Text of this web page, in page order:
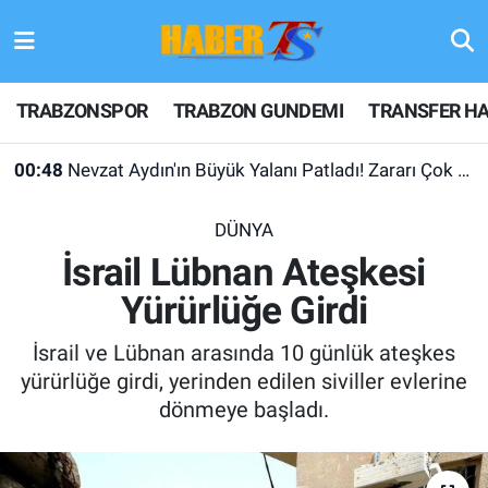
TRABZONSPOR TRABZON GUNDEMI TRANSFER
00:48 Nevzat Aydın'ın Büyük Yalanı Patladı! Zararı Çok Desteği Yok
DÜNYA
İsrail Lübnan Ateşkesi
Yürürlüğe Girdi
İsrail ve Lübnan arasında 10 günlük ateşkes
yürürlüğe girdi, yerinden edilen siviller evlerine
dönmeye başladı.
TRABZONSPOR
TRABZON GUNDEMI
TRANSFER HABERLERI
KULİS MEYDANI
1461 TRABZON
ALT LIGLER
Hava Durumu
Trafik Durumu
Tüm Manşetler
Son Dakika Haberleri
Haber Arşivi